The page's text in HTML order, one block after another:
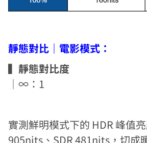
靜態對比｜電影模式：
▍靜態對比度
｜∞：1
實測鮮明模式下的 HDR 峰值
905nits、SDR 481nits，切成